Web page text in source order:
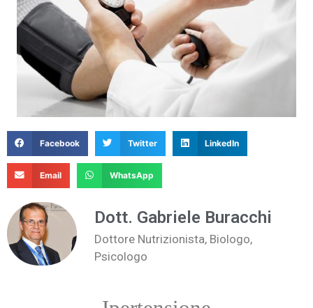
Facebook Twitter LinkedIn
Email WhatsApp
Dott. Gabriele Buracchi
Dottore Nutrizionista, Biologo,
Psicologo